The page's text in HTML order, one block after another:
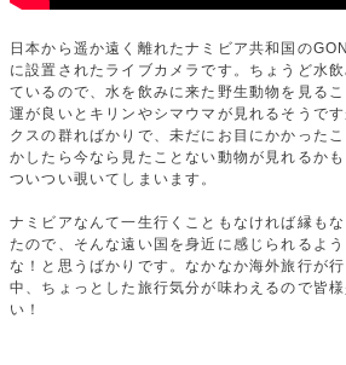
日本から遥か遠く離れたナミビア共和国の
に設置されたライブカメラです。ちょうど水
ているので、水を飲みに来た野生動物を見るこ
運が良いとキリンやシマウマが見れるそうで
クスの群ればかりで、未だにお目にかかった
かしたら今なら見たことない動物が見れるか
ついつい覗いてしまいます。
ナミビアなんて一生行くこともなければ縁も
たので、そんな遠い国を身近に感じられるよ
な！と思うばかりです。なかなか海外旅行が
中、ちょっとした旅行気分が味わえるので皆
い！